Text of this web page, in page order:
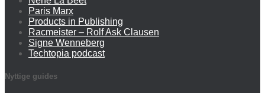
Paris Marx
Products in Publishing
Racmeister – Rolf Ask Clausen
Signe Wenneberg
Techtopia podcast
Nyttige guides